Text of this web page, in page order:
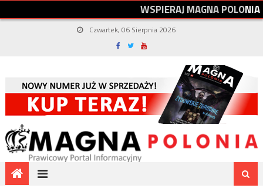
WSPIERAJMAGNAPOLONIA
Czwartek, 06 Sierpnia 2026